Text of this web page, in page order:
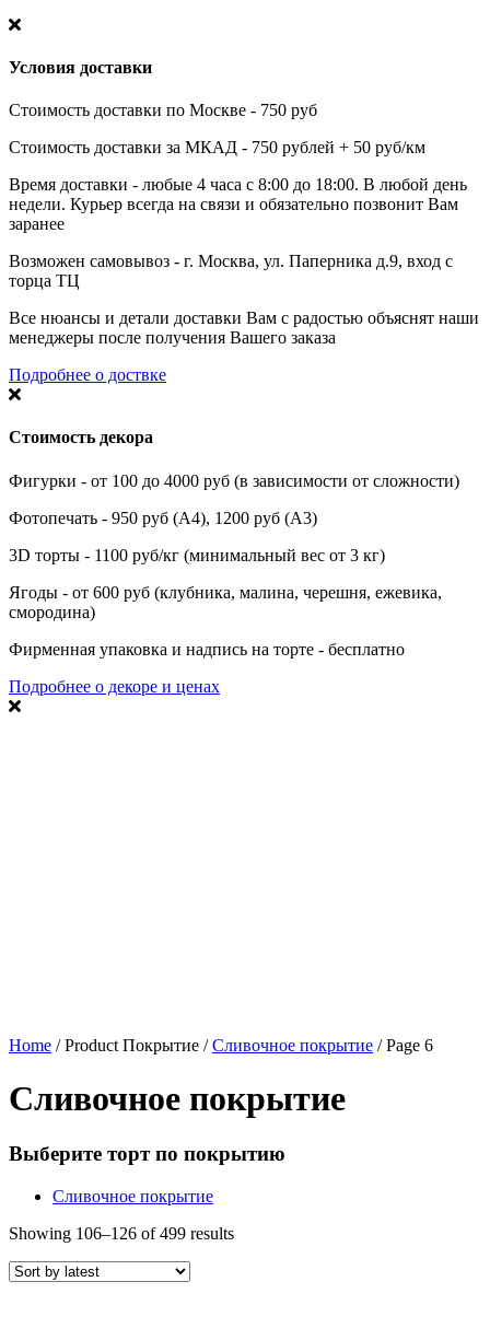
Условия доставки
Стоимость доставки по Москве - 750 руб
Стоимость доставки за МКАД - 750 рублей + 50 руб/км
Время доставки - любые 4 часа с 8:00 до 18:00. В любой день
недели. Курьер всегда на связи и обязательно позвонит Вам
заранее
Возможен самовывоз - г. Москва, ул. Паперника д.9, вход с
торца ТЦ
Все нюансы и детали доставки Вам с радостью объяснят наши
менеджеры после получения Вашего заказа
Подробнее о доствке
Стоимость декора
Фигурки - от 100 до 4000 руб (в зависимости от сложности)
Фотопечать - 950 руб (А4), 1200 руб (А3)
3D торты - 1100 руб/кг (минимальный вес от 3 кг)
Ягоды - от 600 руб (клубника, малина, черешня, ежевика,
смородина)
Фирменная упаковка и надпись на торте - бесплатно
Подробнее о декоре и ценах
Home / Product Покрытие /Сливочное покрытие / Page 6
Сливочное покрытие
Выберите торт по покрытию
Сливочное покрытие
Showing 106–126 of 499 results